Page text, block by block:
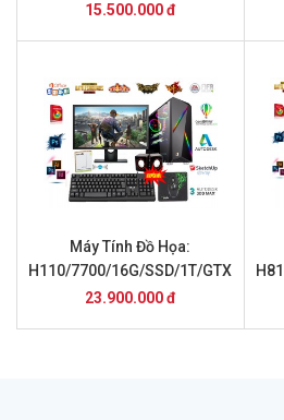
15.500.000 đ
Máy Tính Đồ Họa:
H110/7700/16G/SSD/1T/GTX1050/
DH-TN04
23.900.000 đ